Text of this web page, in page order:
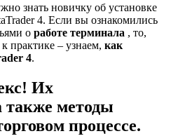
знать новичку об установке
4. Если вы ознакомились
о работе терминала , то,
практике – узнаем, как
4.
Их
также методы
процессе.